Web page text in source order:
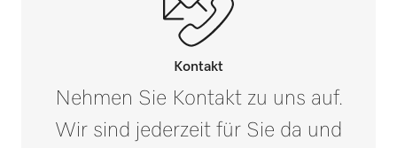
Kontakt
Nehmen Sie Kontakt zu uns auf.
Wir sind jederzeit für Sie da und